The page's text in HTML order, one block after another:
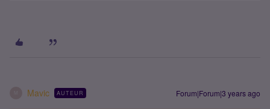
Mavic AUTEUR Forum|Forum|3 years ago